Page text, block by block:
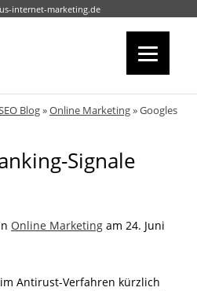
internet-marketing.de
Blog»Online Marketing»Googles
Signale
Online Marketing am 24. Juni
Antirust-Verfahren kürzlich